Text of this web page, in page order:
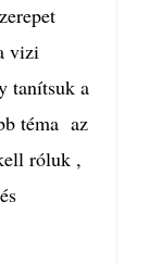
vizi
tanítsuk a
téma az
róluk ,